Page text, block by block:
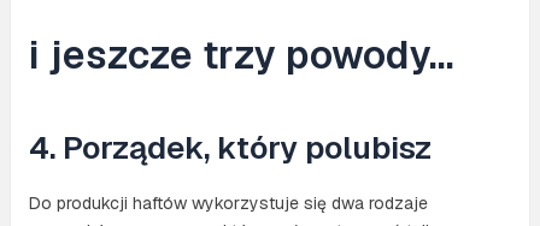
i jeszcze trzy powody…
4. Porządek, który polubisz
Do produkcji haftów wykorzystuje się dwa rodzaje